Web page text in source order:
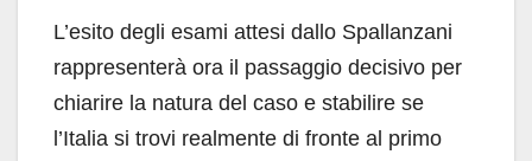
L’esito degli esami attesi dallo Spallanzani
rappresenterà ora il passaggio decisivo per
chiarire la natura del caso e stabilire se
l’Italia si trovi realmente di fronte al primo